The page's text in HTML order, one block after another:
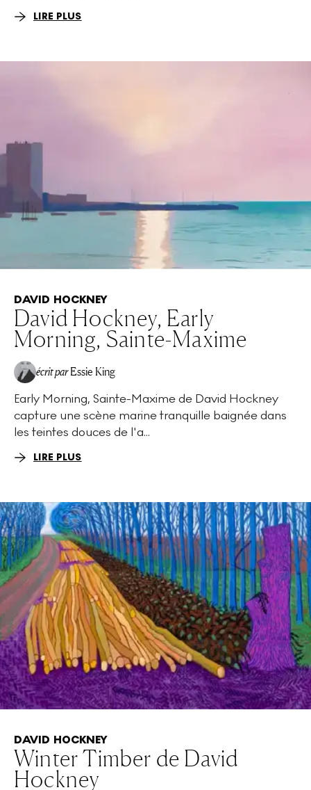
LIRE PLUS
DAVID HOCKNEY
David Hockney, Early
Morning, Sainte-Maxime
écrit par Essie King
Early Morning, Sainte-Maxime de David Hockney
capture une scène marine tranquille baignée dans
les teintes douces de l'a...
LIRE PLUS
DAVID HOCKNEY
Winter Timber de David
Hockney